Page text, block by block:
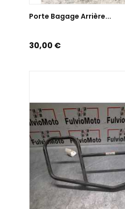
AJOUTER AU PANIER
Porte Bagage Arrière...
Prix
30,00 €